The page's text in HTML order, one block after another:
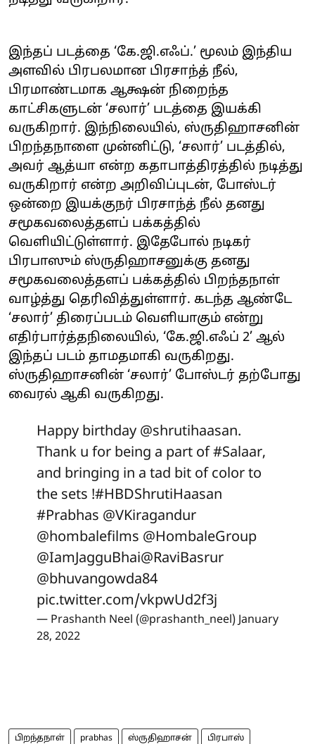
இந்தப் படத்தை ‘கே.ஜி.எஃப்.’ மூலம் இந்திய
அளவில் பிரபலமான பிரசாந்த் நீல்,
பிரமாண்டமாக ஆக்ஷன் நிறைந்த
காட்சிகளுடன் ‘சலார்’ படத்தை இயக்கி
வருகிறார். இந்நிலையில், ஸ்ருதிஹாசனின்
பிறந்தநாளை முன்னிட்டு, ‘சலார்’ படத்தில்,
அவர் ஆத்யா என்ற கதாபாத்திரத்தில் நடித்து
வருகிறார் என்ற அறிவிப்புடன், போஸ்டர்
ஒன்றை இயக்குநர் பிரசாந்த் நீல் தனது
சமூகவலைத்தளப் பக்கத்தில்
வெளியிட்டுள்ளார். இதேபோல் நடிகர்
பிரபாஸும் ஸ்ருதிஹாசனுக்கு தனது
சமூகவலைத்தளப் பக்கத்தில் பிறந்தநாள்
வாழ்த்து தெரிவித்துள்ளார். கடந்த ஆண்டே
‘சலார்’ திரைப்படம் வெளியாகும் என்று
எதிர்பார்த்தநிலையில், ‘கே.ஜி.எஃப் 2’ ஆல்
இந்தப் படம் தாமதமாகி வருகிறது.
ஸ்ருதிஹாசனின் ‘சலார்’ போஸ்டர் தற்போது
வைரல் ஆகி வருகிறது.
Happy birthday @shrutihaasan.
Thank u for being a part of#Salaar,
and bringing in a tad bit of color to
the sets !#HBDShrutiHaasan
#Prabhas @VKiragandur
@hombalefilms @HombaleGroup
@IamJagguBhai@RaviBasrur
@bhuvangowda84
pic.twitter.com/vkpwUd2f3j
— Prashanth Neel (@prashanth_neel) January
28, 2022
பிறந்தநாள் prabhas ஸ்ருதிஹாசன் பிரபாஸ்